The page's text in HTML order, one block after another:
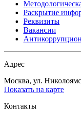
Раскрытие
Реквизиты
Вакансии
Адрес
Москва, ул.
Показать на карте
Контакты